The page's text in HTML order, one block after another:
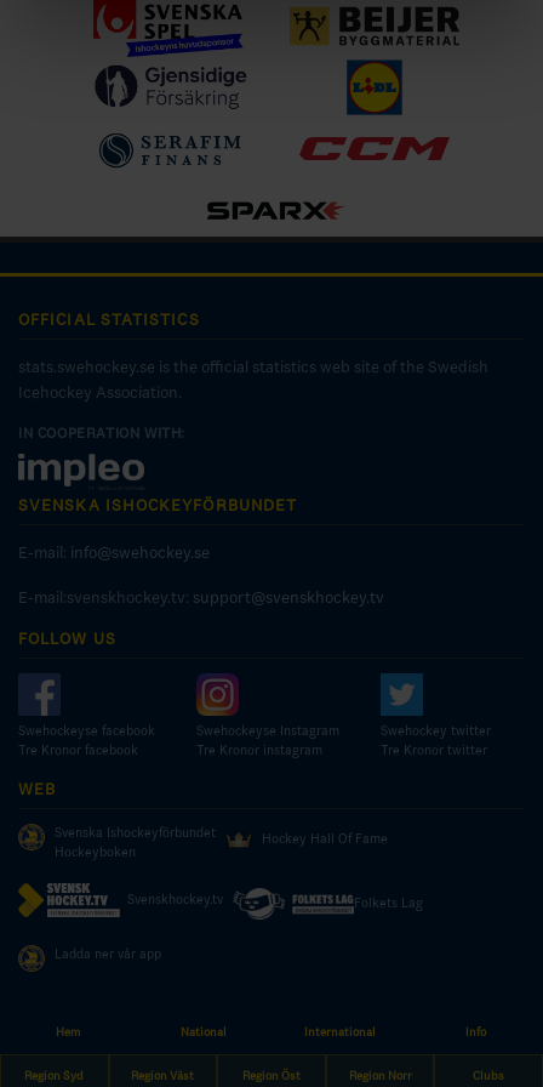
Hem National International Info
Region Syd Region Väst Region Öst Region Norr Clubs
OFFICIAL STATISTICS
stats.swehockey.se is the official statistics web site of the Swedish
Icehockey Association.
IN COOPERATION WITH:
SVENSKA ISHOCKEYFÖRBUNDET
E-mail: info@swehockey.se
E-mail:svenskhockey.tv: support@svenskhockey.tv
FOLLOW US
Swehockeyse facebook
Tre Kronor facebook
Swehockeyse Instagram
Tre Kronor instagram
Swehockey twitter
Tre Kronor twitter
WEB
Svenska Ishockeyförbundet
Hockeyboken
Hockey Hall Of Fame
Svenskhockey.tv Folkets Lag
Ladda ner vår app